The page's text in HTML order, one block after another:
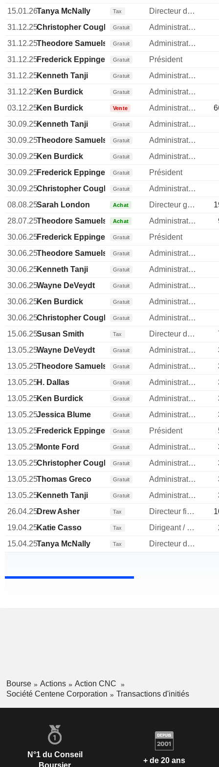
15.01.26Tanya McNally Tax
Directeur des ressources humaines
31.12.25Christopher CoughlinGratuit
Administrateur
31.12.25Theodore Samuels Gratuit
Administrateur
31.12.25Frederick Eppinger Gratuit
Président
31.12.25Kenneth Tanji Gratuit
Administrateur
31.12.25Ken Burdick Gratuit
Administrateur
03.12.25Ken Burdick Vente Administrateur
30.09.25Kenneth Tanji Gratuit
Administrateur
30.09.25Theodore Samuels Gratuit
Administrateur
30.09.25Ken Burdick Gratuit
Administrateur
30.09.25Frederick Eppinger Gratuit
Président
30.09.25Christopher CoughlinGratuit
Administrateur
08.08.25Sarah London Achat Directeur general
28.07.25Theodore Samuels Achat Administrateur
30.06.25Frederick Eppinger Gratuit
Président
30.06.25Theodore Samuels Gratuit
Administrateur
30.06.25Kenneth Tanji Gratuit
Administrateur
30.06.25Wayne DeVeydt Gratuit
Administrateur
30.06.25Ken Burdick Gratuit
Administrateur
30.06.25Christopher CoughlinGratuit
Administrateur
15.06.25Susan Smith Tax Directeur des operations
13.05.25Wayne DeVeydt Gratuit Administrateur
13.05.25Theodore Samuels Gratuit Administrateur
13.05.25H. Dallas Gratuit Administrateur
13.05.25Ken Burdick Gratuit Administrateur
13.05.25Jessica Blume Gratuit Administrateur
13.05.25Frederick Eppinger Gratuit Président
13.05.25Monte Ford Gratuit Administrateur
13.05.25Christopher CoughlinGratuit Administrateur
13.05.25Thomas Greco Gratuit Administrateur
13.05.25Kenneth Tanji Gratuit Administrateur
26.04.25Drew Asher Tax Directeur financier
19.04.25Katie Casso Tax Dirigeant / cadre principal
15.04.25Tanya McNally Tax Directeur des ressources humaines
Bourse Actions
Action CNC
Société Centene Corporation
Transactions d'initiés
N°1 du Conseil
Boursier
+ de 20 ans